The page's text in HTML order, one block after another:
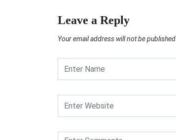
Leave a Reply
Your email address will not be published.